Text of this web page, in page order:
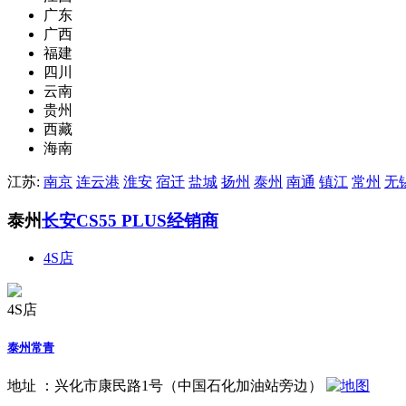
广东
广西
福建
四川
云南
贵州
西藏
海南
江苏: 南京 连云港 淮安 宿迁 盐城 扬州 泰州 南通 镇江 常州 无
泰州长安CS55 PLUS经销商
4S店
4S店
泰州常青
地址 ： 兴化市康民路1号（中国石化加油站旁边）